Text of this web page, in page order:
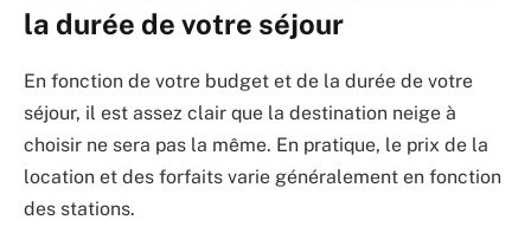
la durée de votre séjour
En fonction de votre budget et de la durée de votre
séjour, il est assez clair que la destination neige à
choisir ne sera pas la même. En pratique, le prix de la
location et des forfaits varie généralement en fonction
des stations.